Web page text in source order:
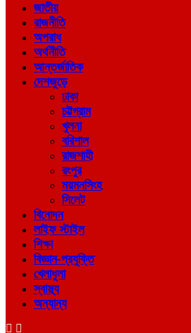
জাতীয়
রাজনীতি
অপরাধ
অর্থনীতি
আন্তর্জাতিক
দেশজুড়ে
ঢাকা
চট্টগ্রাম
খুলনা
বরিশাল
রাজশাহী
রংপুর
ময়মনসিংহ
সিলেট
বিনোদন
লাইফ স্টাইল
শিক্ষা
বিজ্ঞান-প্রযুক্তি
খেলাধুলা
স্বাস্থ্য
অন্যান্য